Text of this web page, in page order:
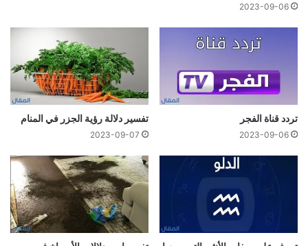
2023-09-06
تردد قناة الفجر
2023-09-06
تفسير دلالة رؤية الجزر في المنام
2023-09-07